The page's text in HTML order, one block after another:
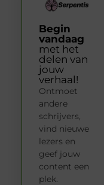
Begin
vandaag
met het
delen van
jouw
verhaal!
Ontmoet
andere
schrijvers,
vind nieuwe
lezers en
geef jouw
content een
plek.